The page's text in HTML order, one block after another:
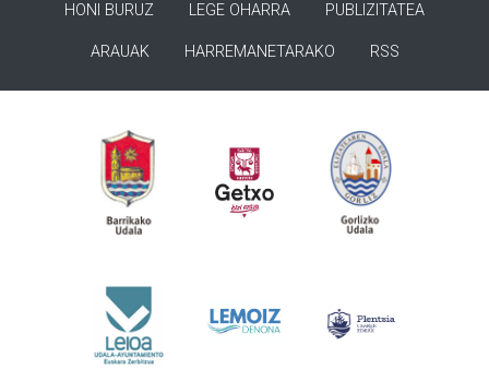
HONI BURUZ LEGE OHARRA PUBLIZITATEA
ARAUAK HARREMANETARAKO RSS